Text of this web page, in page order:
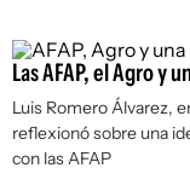
Las AFAP, el Agro y
Luis Romero Álvarez,
reflexionó sobre una
con las AFAP